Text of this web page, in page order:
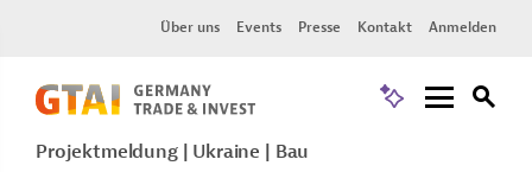
Über uns Events Presse Kontakt Anmelden
Projektmeldung Ukraine Bau